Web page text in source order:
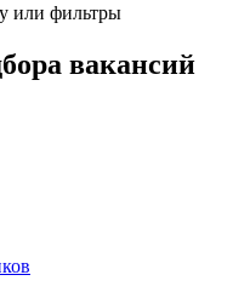
или фильтры
вакансий